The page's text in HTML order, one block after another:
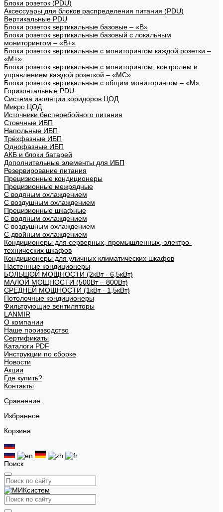
Блоки розеток (PDU)
Аксессуары для блоков распределения питания (PDU)
Вертикальные PDU
Блоки розеток вертикальные базовые – «В»
Блоки розеток вертикальные базовый с локальным
мониторингом – «В+»
Блоки розеток вертикальные с мониторингом каждой розетки –
«М+»
Блоки розеток вертикальные с мониторингом, контролем и
управлением каждой розеткой – «МС»
Блоки розеток вертикальные с общим мониторингом – «М»
Горизонтальные PDU
Система изоляции коридоров ЦОД
Микро ЦОД
Источники бесперебойного питания
Стоечные ИБП
Напольные ИБП
Трёхфазные ИБП
Однофазные ИБП
АКБ и блоки батарей
Дополнительные элементы для ИБП
Резервирование питания
Прецизионные кондиционеры
Прецизионные межрядные
С водяным охлаждением
С воздушным охлаждением
Прецизионные шкафные
С водяным охлаждением
С воздушным охлаждением
С двойным охлаждением
Кондиционеры для серверных, промышленных, электро-
технических шкафов
Кондиционеры для уличных климатических шкафов
Настенные кондиционеры
БОЛЬШОЙ МОЩНОСТИ (2кВт - 6,5кВт)
МАЛОЙ МОЩНОСТИ (500Вт – 800Вт)
СРЕДНЕЙ МОЩНОСТИ (1кВт - 1,5кВт)
Потолочные кондиционеры
Фильтрующие вентиляторы
LANMIR
О компании
Наше производство
Сертификаты
Каталоги PDF
Инструкции по сборке
Новости
Акции
Где купить?
Контакты
Сравнение
Избранное
Корзина
Поиск